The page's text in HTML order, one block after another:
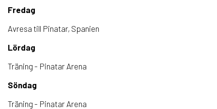
Fredag
Avresa till Pinatar, Spanien
Lördag
Träning - Pinatar Arena
Söndag
Träning - Pinatar Arena